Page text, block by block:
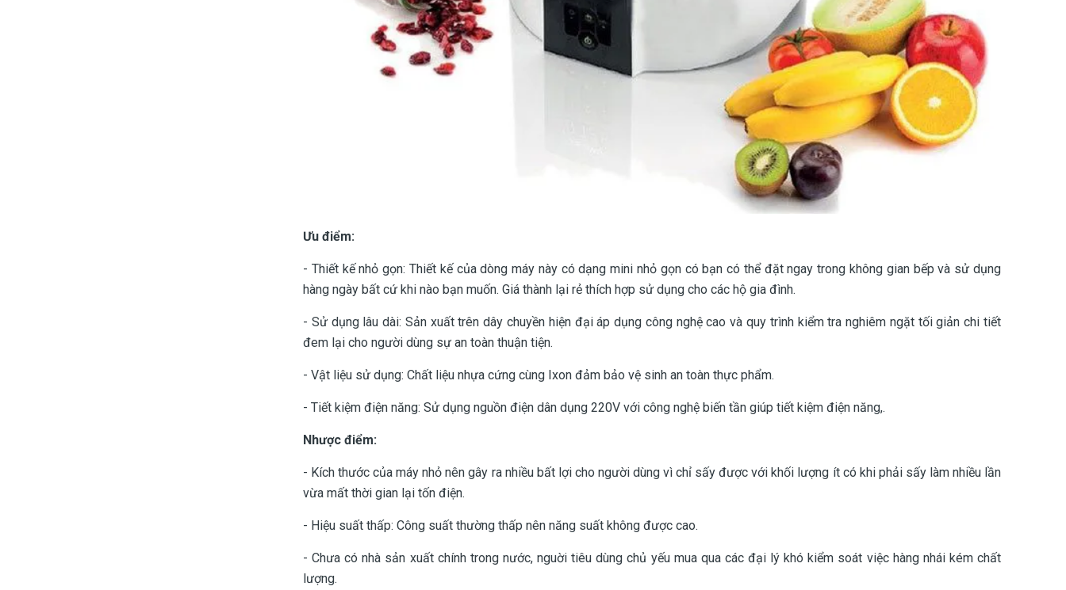
Ưu điểm:
- Thiết kế nhỏ gọn: Thiết kế của dòng máy này có dạng mini nhỏ gọn có bạn có thể đặt ngay trong không gian bếp và sử dụng
hàng ngày bất cứ khi nào bạn muốn. Giá thành lại rẻ thích hợp sử dụng cho các hộ gia đình.
- Sử dụng lâu dài: Sản xuất trên dây chuyền hiện đại áp dụng công nghệ cao và quy trình kiểm tra nghiêm ngặt tối giản chi tiết
đem lại cho người dùng sự an toàn thuận tiện.
- Vật liệu sử dụng: Chất liệu nhựa cứng cùng Ixon đảm bảo vệ sinh an toàn thực phẩm.
- Tiết kiệm điện năng: Sử dụng nguồn điện dân dụng 220V với công nghệ biến tần giúp tiết kiệm điện năng,.
Nhược điểm:
- Kích thước của máy nhỏ nên gây ra nhiều bất lợi cho người dùng vì chỉ sấy được với khối lượng ít có khi phải sấy làm nhiều lần
vừa mất thời gian lại tốn điện.
- Hiệu suất thấp: Công suất thường thấp nên năng suất không được cao.
- Chưa có nhà sản xuất chính trong nước, nguời tiêu dùng chủ yếu mua qua các đại lý khó kiểm soát việc hàng nhái kém chất
lượng.